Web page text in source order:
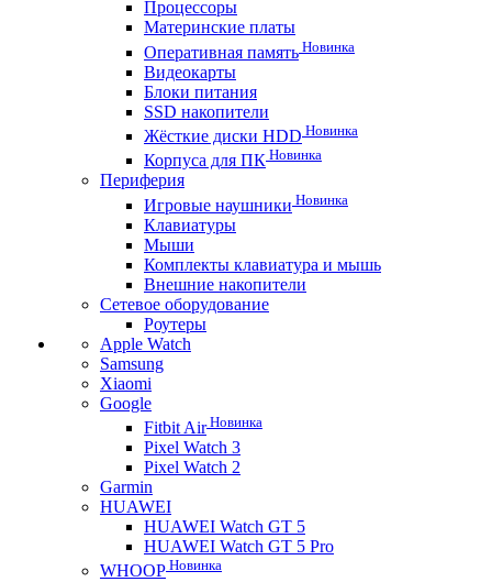
Процессоры
Материнские платы
Оперативная память Новинка
Видеокарты
Блоки питания
SSD накопители
Жёсткие диски HDD Новинка
Корпуса для ПК Новинка
Периферия
Игровые наушники Новинка
Клавиатуры
Мыши
Комплекты клавиатура и мышь
Внешние накопители
Сетевое оборудование
Роутеры
Apple Watch
Samsung
Xiaomi
Google
Fitbit AirНовинка
Pixel Watch 3
Pixel Watch 2
Garmin
HUAWEI
HUAWEI Watch GT 5
HUAWEI Watch GT 5 Pro
WHOOP Новинка